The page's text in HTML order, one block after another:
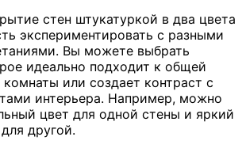
стен штукатуркой в два цвета
экспериментировать с разными
Вы можете выбрать
идеально подходит к общей
или создает контраст с
интерьера. Например, можно
цвет для одной стены и яркий
другой.